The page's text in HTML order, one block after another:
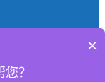
×
？